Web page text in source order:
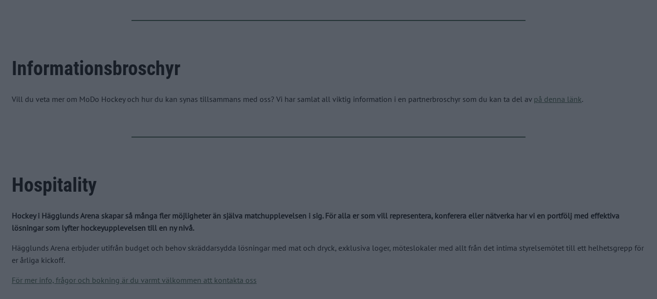
Informationsbroschyr
Vill du veta mer om MoDo Hockey och hur du kan synas tillsammans med oss? Vi har samlat all viktig information i en partnerbroschyr som du kan ta del av på denna länk.
Hospitality
Hockey i Hägglunds Arena skapar så många fler möjligheter än själva matchupplevelsen i sig. För alla er som vill representera, konferera eller nätverka har vi en portfölj med effektiva
lösningar som lyfter hockeyupplevelsen till en ny nivå.
Hägglunds Arena erbjuder utifrån budget och behov skräddarsydda lösningar med mat och dryck, exklusiva loger, möteslokaler med allt från det intima styrelsemötet till ett helhetsgrepp för
er årliga kickoff.
För mer info, frågor och bokning är du varmt välkommen att kontakta oss